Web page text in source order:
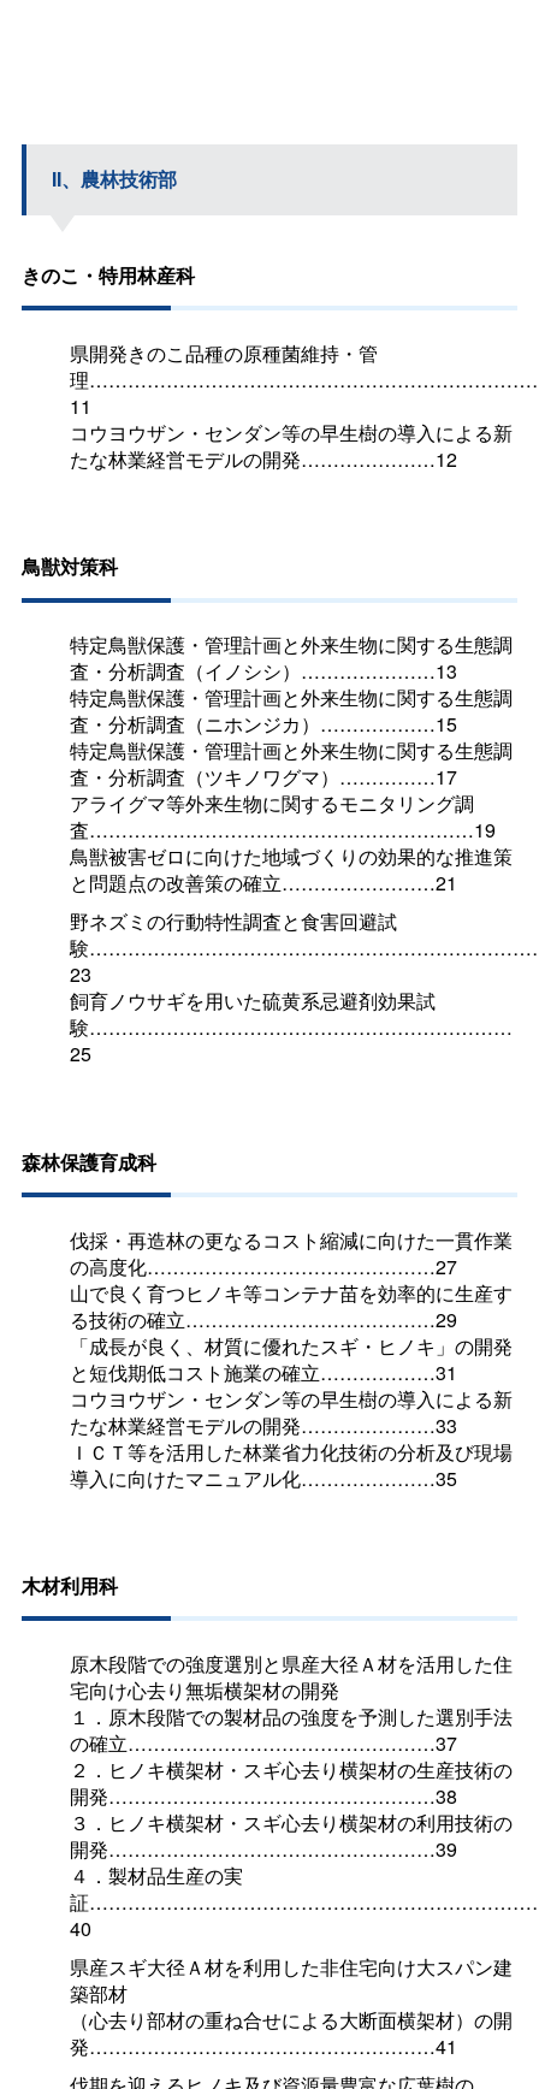
II、農林技術部
きのこ・特用林産科
県開発きのこ品種の原種菌維持・管
理
11
コウヨウザン・センダン等の早生樹の導入による新
たな林業経営モデルの開発…………………12
鳥獣対策科
特定鳥獣保護・管理計画と外来生物に関する生態調
査・分析調査（イノシシ）…………………13
特定鳥獣保護・管理計画と外来生物に関する生態調
査・分析調査（ニホンジカ）………………15
特定鳥獣保護・管理計画と外来生物に関する生態調
査・分析調査（ツキノワグマ）……………17
アライグマ等外来生物に関するモニタリング調
査……………………………………………………19
鳥獣被害ゼロに向けた地域づくりの効果的な推進策
と問題点の改善策の確立……………………21
野ネズミの行動特性調査と食害回避試
験
23
飼育ノウサギを用いた硫黄系忌避剤効果試
験…………………………………………………………
25
森林保護育成科
伐採・再造林の更なるコスト縮減に向けた一貫作業
の高度化………………………………………27
山で良く育つヒノキ等コンテナ苗を効率的に生産す
る技術の確立…………………………………29
「成長が良く、材質に優れたスギ・ヒノキ」の開発
と短伐期低コスト施業の確立………………31
コウヨウザン・センダン等の早生樹の導入による新
たな林業経営モデルの開発…………………33
ＩＣＴ等を活用した林業省力化技術の分析及び現場
導入に向けたマニュアル化…………………35
木材利用科
原木段階での強度選別と県産大径Ａ材を活用した住
宅向け心去り無垢横架材の開発
１．原木段階での製材品の強度を予測した選別手法
の確立…………………………………………37
２．ヒノキ横架材・スギ心去り横架材の生産技術の
開発……………………………………………38
３．ヒノキ横架材・スギ心去り横架材の利用技術の
開発……………………………………………39
４．製材品生産の実
証
40
県産スギ大径Ａ材を利用した非住宅向け大スパン建
築部材
（心去り部材の重ね合せによる大断面横架材）の開
発………………………………………………41